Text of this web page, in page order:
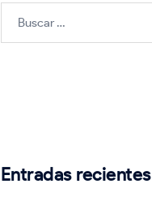
Entradas recientes